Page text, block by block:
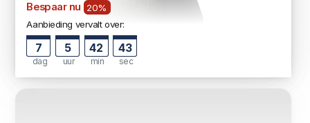
Bespaar nu
20%
Aanbieding vervalt over:
7
dag
5
uur
42
min
42
sec